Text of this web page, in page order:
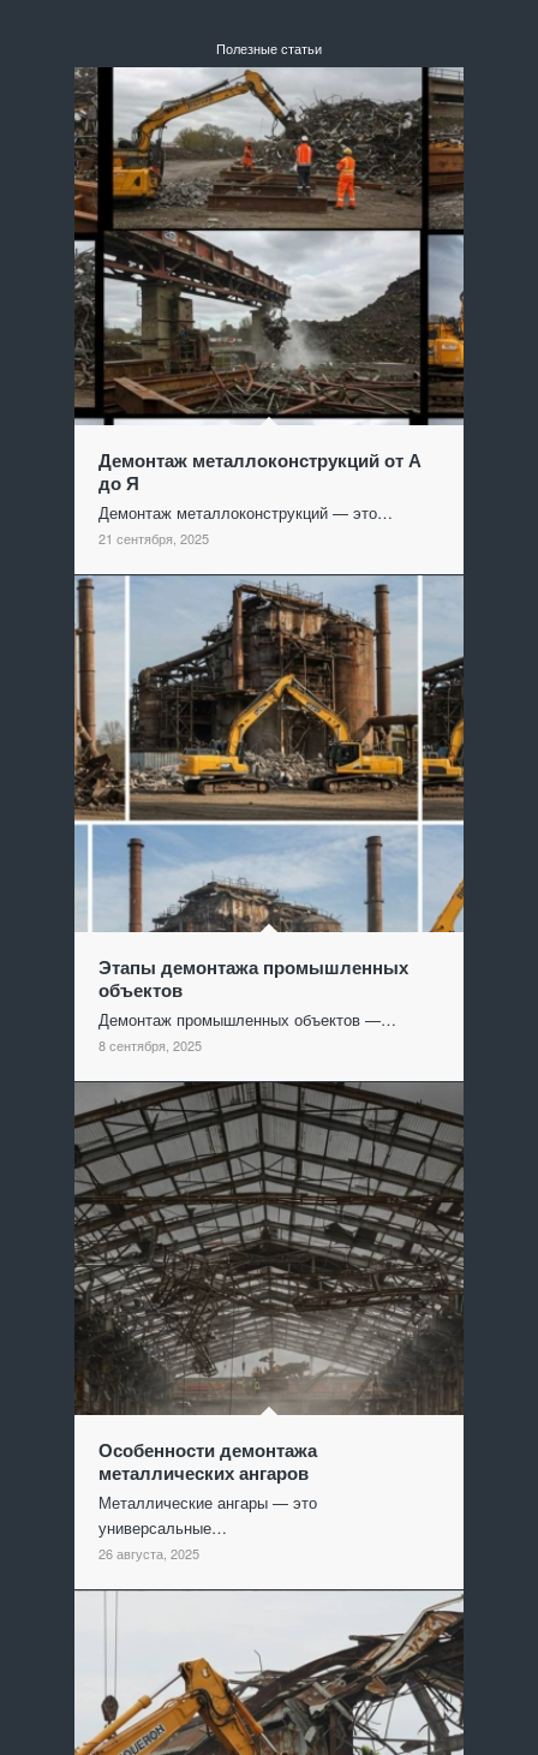
Полезные статьи
Демонтаж металлоконструкций от А
до Я
Демонтаж металлоконструкций — это…
21 сентября, 2025
Этапы демонтажа промышленных
объектов
Демонтаж промышленных объектов —…
8 сентября, 2025
Особенности демонтажа
металлических ангаров
Металлические ангары — это
универсальные…
26 августа, 2025